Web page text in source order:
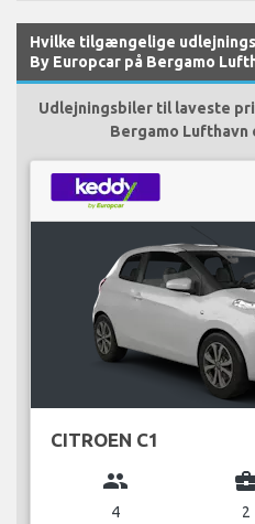
Hvilke tilgængelige
By Europcar på Bergamo
Udlejningsbiler til laveste
Bergamo
CITROEN C1
group
4 2